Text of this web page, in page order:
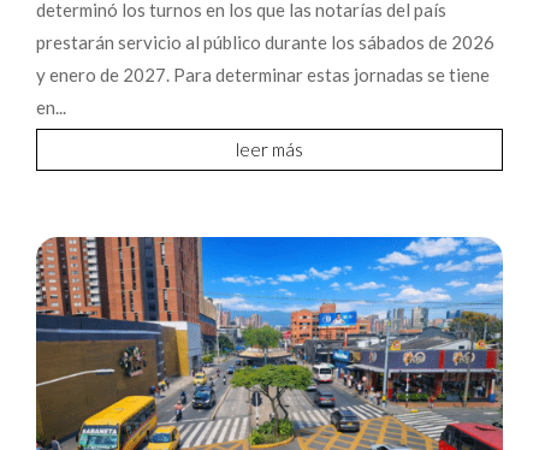
determinó los turnos en los que las notarías del país
prestarán servicio al público durante los sábados de 2026
y enero de 2027. Para determinar estas jornadas se tiene
en...
leer más